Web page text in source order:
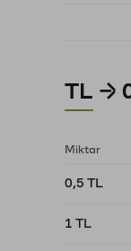
TL →
Miktar
0,5 TL
1 TL